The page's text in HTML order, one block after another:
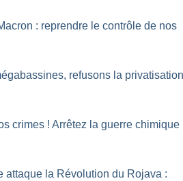
: reprendre le contrôle de nos
refusons la
crimes ! Arrêtez la guerre chimique
attaque la Révolution du Rojava :